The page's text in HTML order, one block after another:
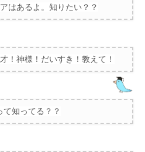
はあるよ。知りたい？？
！神様！だいすき！教えて！
て知ってる？？